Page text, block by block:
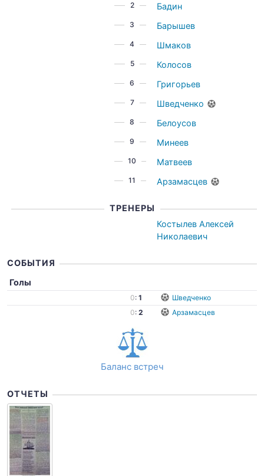
2 Бадин
3 Барышев
4 Шмаков
5 Колосов
6 Григорьев
7 Шведченко
8 Белоусов
9 Минеев
10 Матвеев
11 Арзамасцев
ТРЕНЕРЫ
Костылев Алексей
Николаевич
СОБЫТИЯ
Голы
0: 1
Шведченко
0: 2 Арзамасцев
Баланс встреч
ОТЧЕТЫ